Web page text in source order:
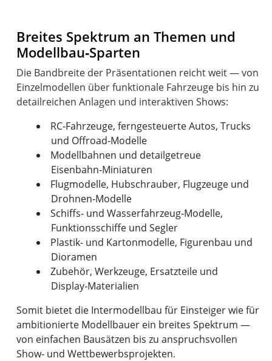
Breites Spektrum an Themen und
Modellbau‑Sparten
Die Bandbreite der Präsentationen reicht weit — von
Einzelmodellen über funktionale Fahrzeuge bis hin zu
RC‑Fahrzeuge, ferngesteuerte Autos, Trucks
und Offroad‑Modelle
Modellbahnen und detailgetreue
Eisenbahn‑Miniaturen
Flugmodelle, Hubschrauber, Flugzeuge und
Drohnen‑Modelle
Schiffs‑ und Wasserfahrzeug‑Modelle,
Funktionsschiffe und Segler
Plastik- und Kartonmodelle, Figurenbau und
Dioramen
Zubehör, Werkzeuge, Ersatzteile und
Display‑Materialien
Somit bietet die Intermodellbau für Einsteiger wie für
ambitionierte Modellbauer ein breites Spektrum —
von einfachen Bausätzen bis zu anspruchsvollen
Show‑ und Wettbewerbsprojekten.